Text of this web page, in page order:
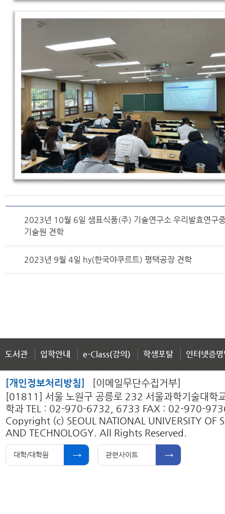
2023년 10월 6일 샘표식품(주) 기술연구소 우리발효연구
기술원 견학
2023년 9월 4일 hy(한국야쿠르트) 평택공장 견학
도서관 입학안내 e-Class(강의) 학생포탈 인터넷증
[개인정보처리방침]
[이메일무단수집거부]
[01811] 서울 노원구 공릉로 232 서울과학기술대학
학과 TEL : 02-970-6732, 6733 FAX : 02-970-
Copyright (c) SEOUL NATIONAL UNIVERSITY OF
AND TECHNOLOGY. All Rights Reserved.
대학/대학원 관련사이트